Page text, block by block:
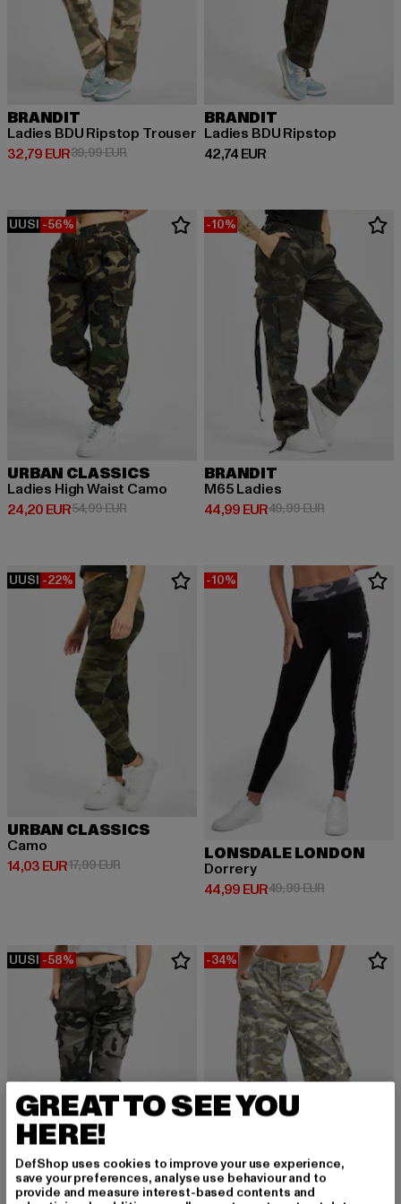
BRANDIT
Ladies BDU Ripstop Trouser
32,79 EUR
Ajankohtainen hinta: 32,79 EUR
39,99 EURKampanjahinta: 39,99 EUR
BRANDIT
Ladies BDU Ripstop
42,74 EUR
Ajankohtainen hinta: 42,74 EUR
UUSI -56%
URBAN CLASSICS
Ladies High Waist Camo
24,20 EUR
Ajankohtainen hinta: 24,20 EUR
54,99 EURKampanjahinta: 54,99 EUR
-10%
BRANDIT
M65 Ladies
44,99 EUR
Ajankohtainen hinta: 44,99 EUR
49,99 EUR
UUSI -22%
URBAN CLASSICS
Camo
14,03 EUR
Ajankohtainen hinta: 14,03 EUR
17,99 EURKampanjahinta: 17,99 EUR
-10%
LONSDALE LONDON
Dorrery
44,99 EUR
Ajankohtainen hinta: 44,99 EUR
49,99 EUR
UUSI -58% -34%
GREAT TO SEE YOU
HERE!
DefShop uses cookies to improve your use experience,
save your preferences, analyse use behaviour and to
provide and measure interest-based contents and